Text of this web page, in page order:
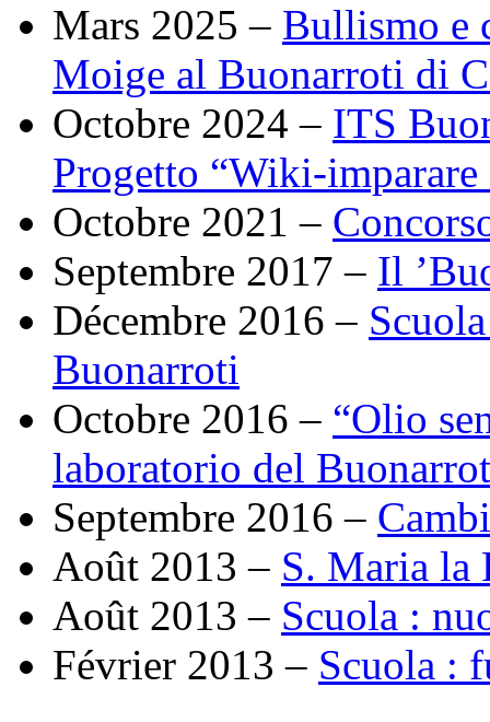
Mars 2025 – Bullismo e
Moige al Buonarroti di
Octobre 2024 – ITS
Progetto “Wiki-imparare
Octobre 2021 –
Septembre 2017 – Il
Décembre 2016 –
Buonarroti
Octobre 2016 – “Olio
laboratorio del
Septembre 2016 –
Août 2013 – S. Maria la
Août 2013 – Scuola :
Février 2013 – Scuola :